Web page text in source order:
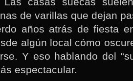
de varillas que dejan
años atrás de fiesta
algún local cómo
Y eso hablando del
espectacular.